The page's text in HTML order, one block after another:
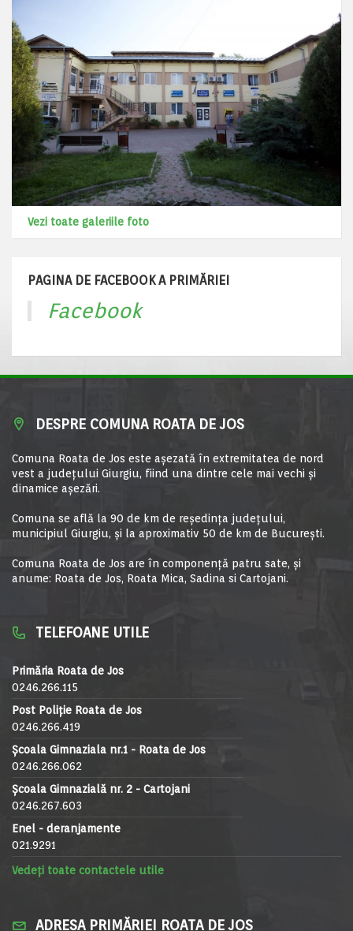
Vezi toate galeriile foto
PAGINA DE FACEBOOK A PRIMĂRIEI
Facebook
DESPRE COMUNA ROATA DE JOS
Comuna Roata de Jos este aşezată în extremitatea de nord
vest a judeţului Giurgiu, fiind una dintre cele mai vechi şi
dinamice aşezări.
Comuna se află la 90 de km de reşedinţa judeţului,
municipiul Giurgiu, şi la aproximativ 50 de km de Bucureşti.
Comuna Roata de Jos are în componență patru sate, și
anume: Roata de Jos, Roata Mica, Sadina si Cartojani.
TELEFOANE UTILE
Primăria Roata de Jos
0246.266.115
Post Poliție Roata de Jos
0246.266.419
Școala Gimnaziala nr.1 - Roata de Jos
0246.266.062
Școala Gimnazială nr. 2 - Cartojani
0246.267.603
Enel - deranjamente
021.9291
Vedeți toate contactele utile
ADRESA PRIMĂRIEI ROATA DE JOS